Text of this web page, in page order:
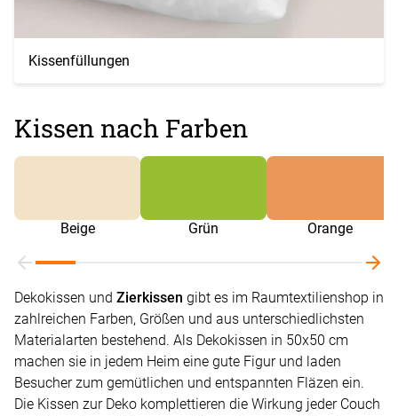
Kissenfüllungen
Kissen nach Farben
Beige Grün Orange
Dekokissen und Zierkissen gibt es im Raumtextilienshop in
zahlreichen Farben, Größen und aus unterschiedlichsten
Materialarten bestehend. Als Dekokissen in 50x50 cm
machen sie in jedem Heim eine gute Figur und laden
Besucher zum gemütlichen und entspannten Fläzen ein.
Die Kissen zur Deko komplettieren die Wirkung jeder Couch